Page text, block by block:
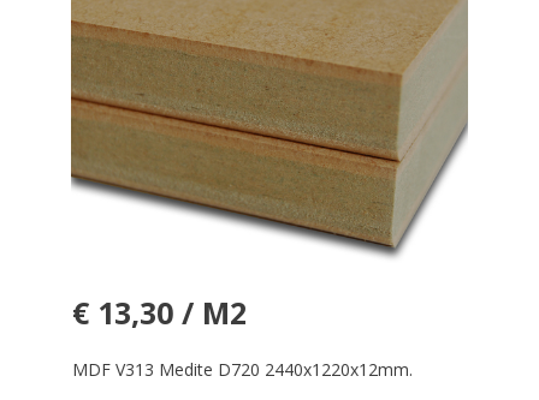
€ 13,30 / M2
MDF V313 Medite D720 2440x1220x12mm.